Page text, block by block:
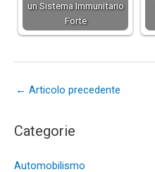
un Sistema Immunitario
Forte
← Articolo precedente
Categorie
Automobilismo